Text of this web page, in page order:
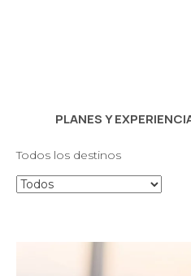
PLANES Y
Todos los destinos